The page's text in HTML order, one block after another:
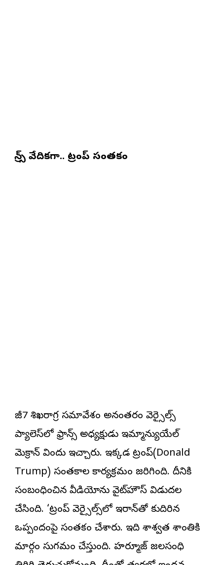
ఫ్రాన్స్ వేదికగా.. ట్రంప్‌ సంతకం
జీ7 శిఖరాగ్ర సమావేశం అనంతరం వెర్సైల్స్‌
ప్యాలెస్‌లో ఫ్రాన్స్‌ అధ్యక్షుడు ఇమ్మాన్యుయేల్‌
మెక్రాన్‌ విందు ఇచ్చారు. ఇక్కడ ట్రంప్‌(Donald
Trump) సంతకాల కార్యక్రమం జరిగింది. దీనికి
సంబంధించిన వీడియోను వైట్‌హౌస్‌ విడుదల
చేసింది. ‘ట్రంప్‌ వెర్సైల్స్‌లో ఇరాన్‌తో కుదిరిన
ఒప్పందంపై సంతకం చేశారు. ఇది శాశ్వత శాంతికి
మార్గం సుగమం చేస్తుంది. హర్మూజ్‌ జలసంధి